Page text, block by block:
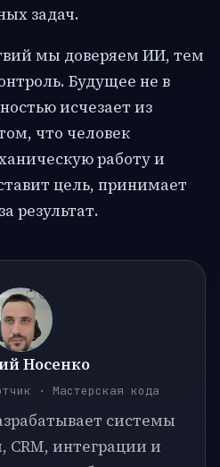
задач.
мы доверяем ИИ, тем
Будущее не в
исчезает из
что человек
работу и
цель, принимает
результат.
Носенко
· Мастерская кода
системы
CRM, интеграции и